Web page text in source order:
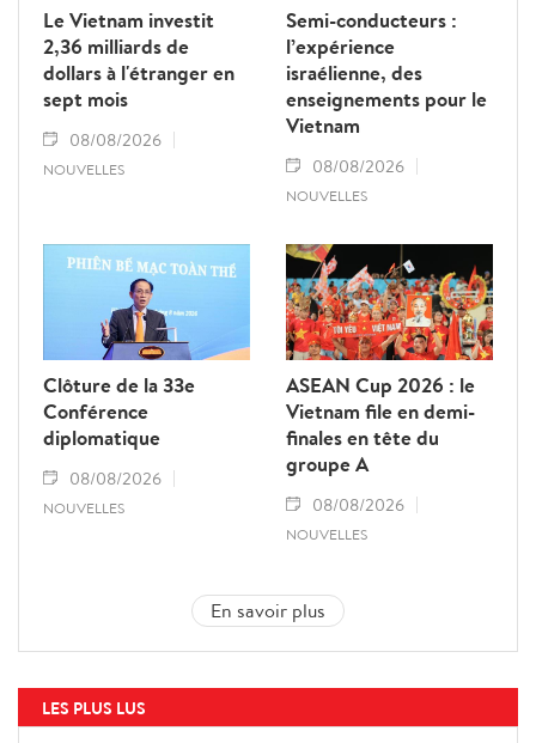
Le Vietnam investit
2,36 milliards de
dollars à l'étranger en
sept mois
08/08/2026
NOUVELLES
Semi-conducteurs :
l’expérience
israélienne, des
enseignements pour le
Vietnam
08/08/2026
NOUVELLES
Clôture de la 33e
Conférence
diplomatique
08/08/2026
NOUVELLES
ASEAN Cup 2026 : le
Vietnam file en demi-
finales en tête du
groupe A
08/08/2026
NOUVELLES
En savoir plus
LES PLUS LUS